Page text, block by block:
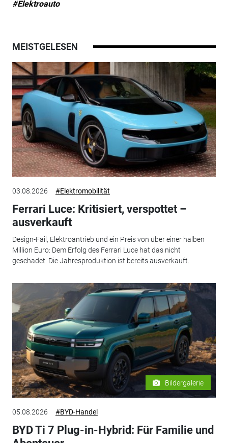
#Elektroauto
MEISTGELESEN
03.08.2026 #Elektromobilität
Ferrari Luce: Kritisiert, verspottet –
ausverkauft
Design-Fail, Elektroantrieb und ein Preis von über einer halben
Million Euro: Dem Erfolg des Ferrari Luce hat das nicht
geschadet. Die Jahresproduktion ist bereits ausverkauft.
Bildergalerie
05.08.2026 #BYD-Handel
BYD Ti 7 Plug-in-Hybrid: Für Familie und